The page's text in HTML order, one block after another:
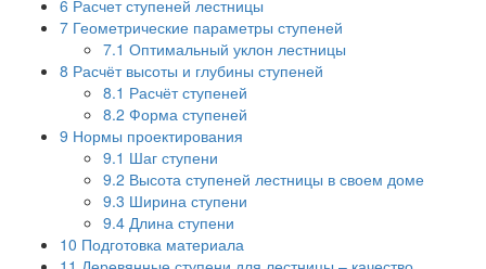
6 Расчет ступеней лестницы
7 Геометрические параметры ступеней
7.1 Оптимальный уклон лестницы
8 Расчёт высоты и глубины ступеней
8.1 Расчёт ступеней
8.2 Форма ступеней
9 Нормы проектирования
9.1 Шаг ступени
9.2 Высота ступеней лестницы в своем доме
9.3 Ширина ступени
9.4 Длина ступени
10 Подготовка материала